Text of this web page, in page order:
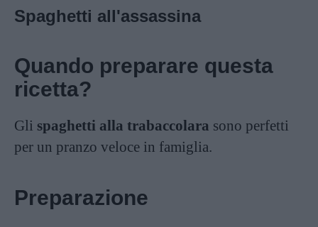
Spaghetti all'assassina
Quando preparare questa
ricetta?
Gli spaghetti alla trabaccolara sono perfetti
per un pranzo veloce in famiglia.
Preparazione